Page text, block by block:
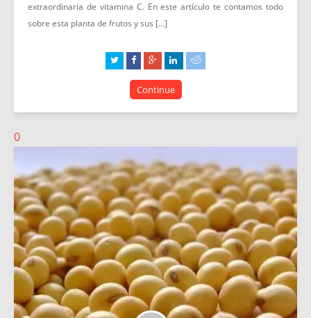
extraordinaria de vitamina C. En este artículo te contamos todo
sobre esta planta de frutos y sus [...]
Continue
0